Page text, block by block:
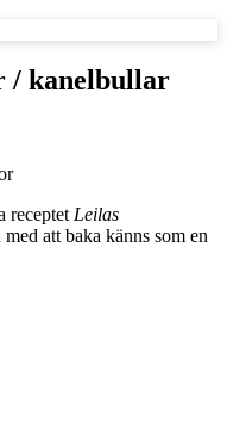
/ kanelbullar
receptet Leilas
att baka känns som en